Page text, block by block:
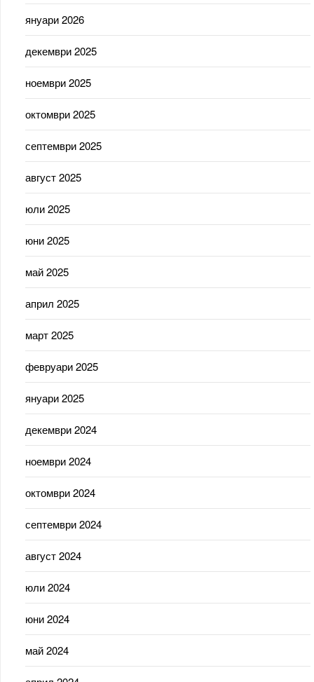
януари 2026
декември 2025
ноември 2025
октомври 2025
септември 2025
август 2025
юли 2025
юни 2025
май 2025
април 2025
март 2025
февруари 2025
януари 2025
декември 2024
ноември 2024
октомври 2024
септември 2024
август 2024
юли 2024
юни 2024
май 2024